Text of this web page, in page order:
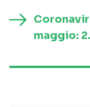
maggio: